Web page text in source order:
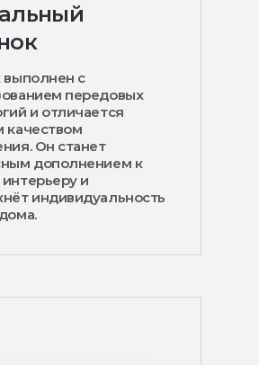
выполнен с
передовых
и отличается
качеством
Он станет
дополнением к
и
индивидуальность